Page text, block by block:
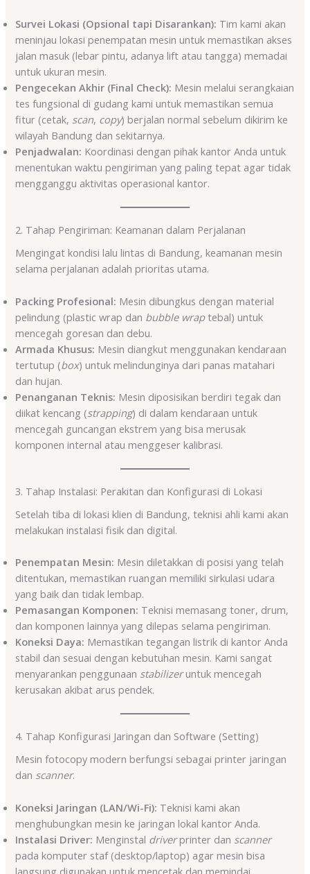
Survei Lokasi (Opsional tapi Disarankan): Tim kami akan
meninjau lokasi penempatan mesin untuk memastikan akses
jalan masuk (lebar pintu, adanya lift atau tangga) memadai
untuk ukuran mesin.
Pengecekan Akhir (Final Check): Mesin melalui serangkaian
tes fungsional di gudang kami untuk memastikan semua
fitur (cetak, scan, copy) berjalan normal sebelum dikirim ke
wilayah Bandung dan sekitarnya.
Penjadwalan: Koordinasi dengan pihak kantor Anda untuk
menentukan waktu pengiriman yang paling tepat agar tidak
mengganggu aktivitas operasional kantor.
2. Tahap Pengiriman: Keamanan dalam Perjalanan
Mengingat kondisi lalu lintas di Bandung, keamanan mesin
selama perjalanan adalah prioritas utama.
Packing Profesional: Mesin dibungkus dengan material
pelindung (plastic wrap dan bubble wraptebal) untuk
mencegah goresan dan debu.
Armada Khusus: Mesin diangkut menggunakan kendaraan
tertutup (box) untuk melindunginya dari panas matahari
dan hujan.
Penanganan Teknis: Mesin diposisikan berdiri tegak dan
diikat kencang (strapping) di dalam kendaraan untuk
mencegah guncangan ekstrem yang bisa merusak
komponen internal atau menggeser kalibrasi.
3. Tahap Instalasi: Perakitan dan Konfigurasi di Lokasi
Setelah tiba di lokasi klien di Bandung, teknisi ahli kami akan
melakukan instalasi fisik dan digital.
Penempatan Mesin: Mesin diletakkan di posisi yang telah
ditentukan, memastikan ruangan memiliki sirkulasi udara
yang baik dan tidak lembap.
Pemasangan Komponen: Teknisi memasang toner, drum,
dan komponen lainnya yang dilepas selama pengiriman.
Koneksi Daya: Memastikan tegangan listrik di kantor Anda
stabil dan sesuai dengan kebutuhan mesin. Kami sangat
menyarankan penggunaan stabilizeruntuk mencegah
kerusakan akibat arus pendek.
4. Tahap Konfigurasi Jaringan dan Software (Setting)
Mesin fotocopy modern berfungsi sebagai printer jaringan
dan scanner.
Koneksi Jaringan (LAN/Wi-Fi): Teknisi kami akan
menghubungkan mesin ke jaringan lokal kantor Anda.
Instalasi Driver: Menginstal driverprinter dan scanner
pada komputer staf (desktop/laptop) agar mesin bisa
langsung digunakan untuk mencetak dan memindai